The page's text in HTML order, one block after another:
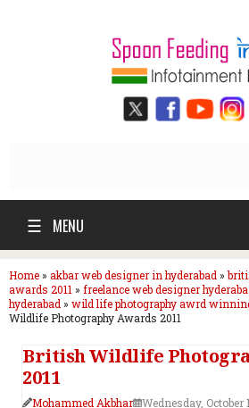
☰ MENU
Home» akbar web designer in hyderabad »
awards 2011 » freelance web designer
hyderabad » wild life photography awrd
Wildlife Photography Awards 2011
British Wildlife
2011
Mohammed Akbhar Wednesday, October